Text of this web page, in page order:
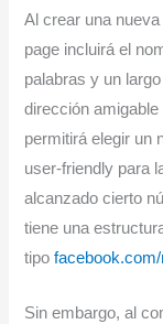
Al crear una
page incluirá el
palabras y un
dirección
permitirá elegir un
user-friendly para
alcanzado cierto
tiene una
tipo
Sin embargo, al